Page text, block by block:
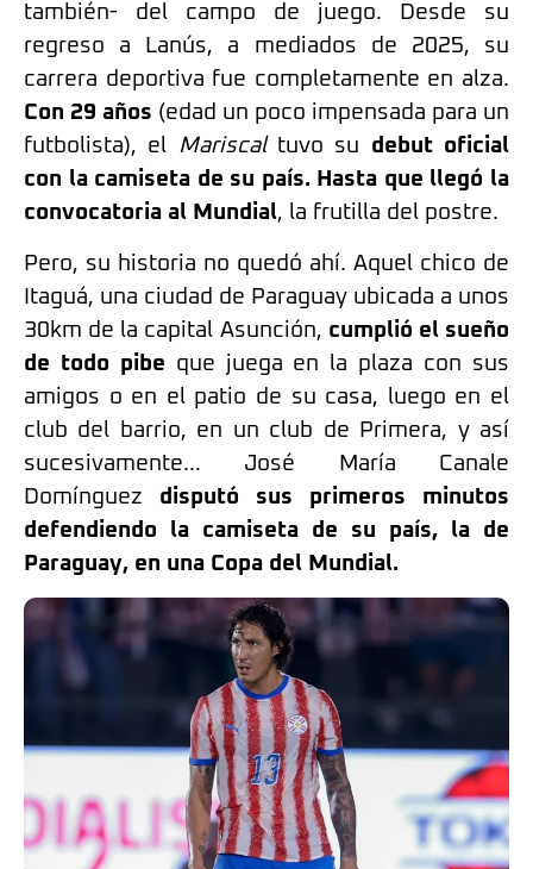
también- del campo de juego. Desde su
regreso a Lanús, a mediados de 2025, su
carrera deportiva fue completamente en alza.
Con 29 años (edad un poco impensada para un
futbolista), el Mariscaltuvo su debut oficial
con la camiseta de su país. Hasta que llegó la
convocatoria al Mundial, la frutilla del postre.
Pero, su historia no quedó ahí. Aquel chico de
Itaguá, una ciudad de Paraguay ubicada a unos
30km de la capital Asunción, cumplió el sueño
de todo pibe que juega en la plaza con sus
amigos o en el patio de su casa, luego en el
club del barrio, en un club de Primera, y así
sucesivamente… José María Canale
Domínguez disputó sus primeros minutos
defendiendo la camiseta de su país, la de
Paraguay, en una Copa del Mundial.